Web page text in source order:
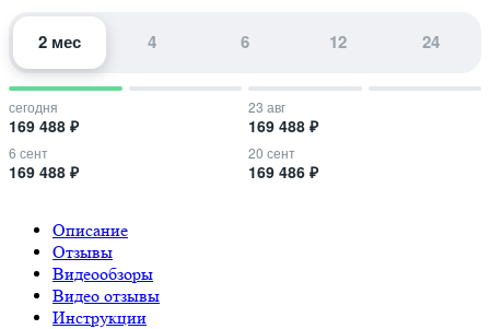
2 мес 4 6 12 24
сегодня
169 488 ₽
23 авг
169 488 ₽
6 сент
169 488 ₽
20 сент
169 486 ₽
Описание
Отзывы
Видеообзоры
Видео отзывы
Инструкции